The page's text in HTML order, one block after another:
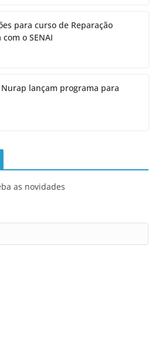
para curso de Reparação
o SENAI
lançam programa para
as novidades